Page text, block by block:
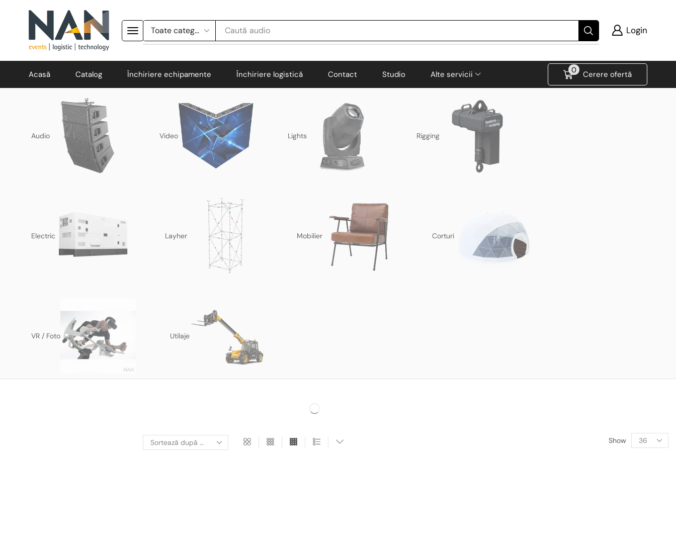
Caută audio Login
Acasă Catalog Închiriere echipamente Închiriere logistică Contact Studio Alte servicii 0 Cerere ofertă
Audio Video Lights Rigging
Electric Layher Mobilier Corturi
VR / Foto Utilaje
Show